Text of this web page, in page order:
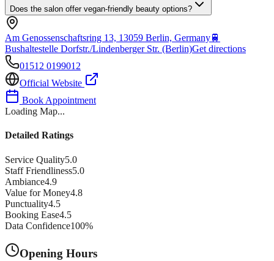
Does the salon offer vegan-friendly beauty options?
Am Genossenschaftsring 13, 13059 Berlin, Germany🚆
Bushaltestelle Dorfstr./Lindenberger Str. (Berlin)Get directions
01512 0199012
Official Website
Book Appointment
Loading Map...
Detailed Ratings
Service Quality5.0
Staff Friendliness5.0
Ambiance4.9
Value for Money4.8
Punctuality4.5
Booking Ease4.5
Data Confidence100%
Opening Hours